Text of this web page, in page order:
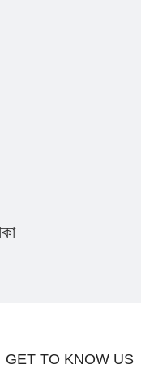
GET TO KNOW US